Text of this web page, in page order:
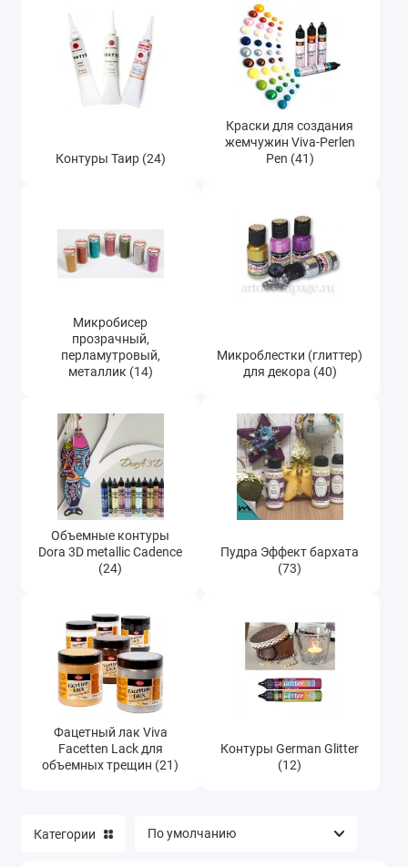
Пудра Эффект бархата (73)
Фацетный лак Viva Facetten Lack для
объемных трещин (21)
Контуры Таир (24)
Краски для создания
жемчужин Viva-Perlen
Pen (41)
Микробисер
прозрачный,
перламутровый,
металлик (14)
Микроблестки (глиттер)
для декора (40)
Объемные контуры
Dora 3D metallic Cadence
(24)
Пудра Эффект бархата
(73)
Фацетный лак Viva
Facetten Lack для
объемных трещин (21)
Контуры German Glitter
(12)
Категории